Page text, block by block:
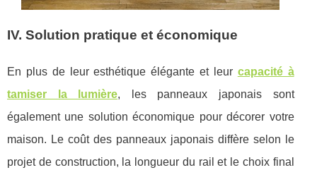
IV. Solution pratique et économique
En plus de leur esthétique élégante et leur capacité à
tamiser la lumière, les panneaux japonais sont
également une solution économique pour décorer votre
maison. Le coût des panneaux japonais diffère selon le
projet de construction, la longueur du rail et le choix final